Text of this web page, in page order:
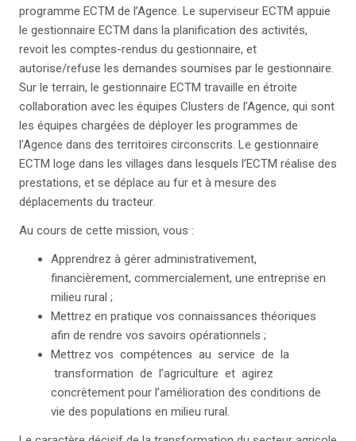
programme ECTM de l’Agence. Le superviseur ECTM appuie
le gestionnaire ECTM dans la planification des activités,
revoit les comptes-rendus du gestionnaire, et
autorise/refuse les demandes soumises par le gestionnaire.
Sur le terrain, le gestionnaire ECTM travaille en étroite
collaboration avec les équipes Clusters de l’Agence, qui sont
les équipes chargées de déployer les programmes de
l’Agence dans des territoires circonscrits. Le gestionnaire
ECTM loge dans les villages dans lesquels l’ECTM réalise des
prestations, et se déplace au fur et à mesure des
déplacements du tracteur.
Au cours de cette mission, vous :
Apprendrez à gérer administrativement,
financièrement, commercialement, une entreprise en
milieu rural ;
Mettrez en pratique vos connaissances théoriques
afin de rendre vos savoirs opérationnels ;
Mettrez vos compétences au service de la
transformation de l’agriculture et agirez
concrètement pour l’amélioration des conditions de
vie des populations en milieu rural.